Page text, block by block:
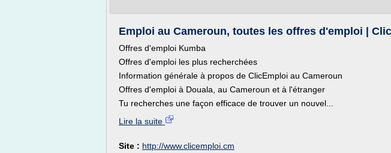
Emploi au Cameroun, toutes les offres d'emploi |
Offres d'emploi Kumba
Offres d'emploi les plus recherchées
Information générale à propos de ClicEmploi au Cameroun
Offres d'emploi à Douala, au Cameroun et à l'étranger
Tu recherches une façon efficace de trouver un nouvel...
Lire la suite
Site : http://www.clicemploi.cm